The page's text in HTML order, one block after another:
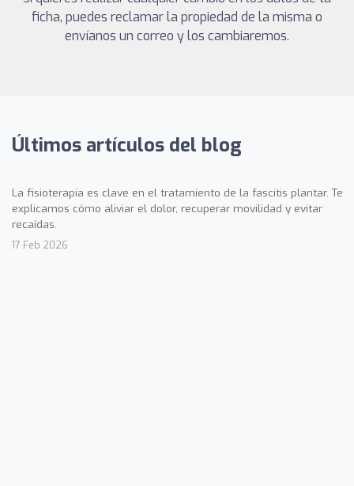
ficha, puedes reclamar la propiedad de la misma o
envíanos un correo y los cambiaremos.
Últimos artículos del blog
La fisioterapia es clave en el tratamiento de la fascitis plantar. Te
explicamos cómo aliviar el dolor, recuperar movilidad y evitar
recaídas.
17 Feb 2026